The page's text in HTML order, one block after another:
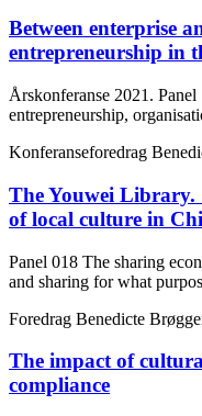
Between enterprise
entrepreneurship in
Årskonferanse 2021.
entrepreneurship,
Konferanseforedrag
The Youwei Library.
of local culture in
Panel 018 The sharing
and sharing for what
Foredrag Benedicte
The impact of
compliance